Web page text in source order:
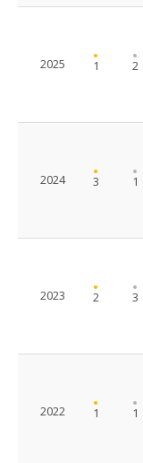
2025 1 2
2024 3 1
2023 2 3
2022 1 1